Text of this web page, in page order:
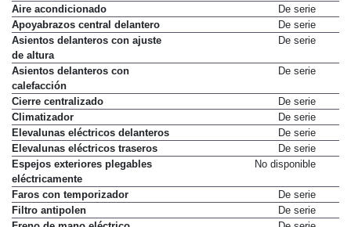
Aire acondicionado
De serie
Apoyabrazos central delantero
De serie
Asientos delanteros con ajuste
de altura
De serie
Asientos delanteros con
calefacción
De serie
Cierre centralizado
De serie
Climatizador
De serie
Elevalunas eléctricos delanteros
De serie
Elevalunas eléctricos traseros
De serie
Espejos exteriores plegables
eléctricamente
No disponible
Faros con temporizador
De serie
Filtro antipolen
De serie